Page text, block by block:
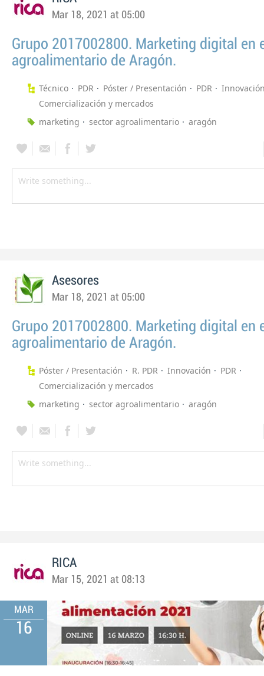
Mar 18, 2021 at 05:00
Grupo 2017002800. Marketing digital en
agroalimentario de Aragón.
Técnico PDR Póster / Presentación PDR
Comercialización y mercados
marketing
sector agroalimentario aragón
Asesores
Mar 18, 2021 at 05:00
Grupo 2017002800. Marketing digital en
agroalimentario de Aragón.
Póster / Presentación R. PDR Innovación
PDR
Comercialización y mercados
marketing
sector agroalimentario aragón
RICA
Mar 15, 2021 at 08:13
MAR
16